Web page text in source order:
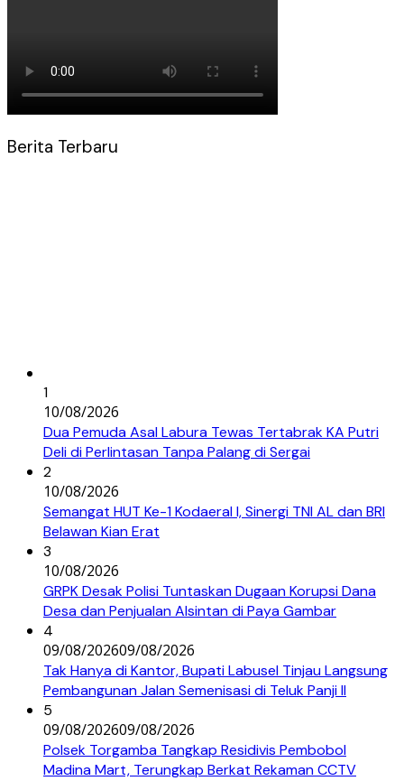
Berita Terbaru
1
10/08/2026
Dua Pemuda Asal Labura Tewas Tertabrak KA Putri
Deli di Perlintasan Tanpa Palang di Sergai
2
10/08/2026
Semangat HUT Ke-1 Kodaeral I, Sinergi TNI AL dan BRI
Belawan Kian Erat
3
10/08/2026
GRPK Desak Polisi Tuntaskan Dugaan Korupsi Dana
Desa dan Penjualan Alsintan di Paya Gambar
4
09/08/202609/08/2026
Tak Hanya di Kantor, Bupati Labusel Tinjau Langsung
Pembangunan Jalan Semenisasi di Teluk Panji II
5
09/08/202609/08/2026
Polsek Torgamba Tangkap Residivis Pembobol
Madina Mart, Terungkap Berkat Rekaman CCTV